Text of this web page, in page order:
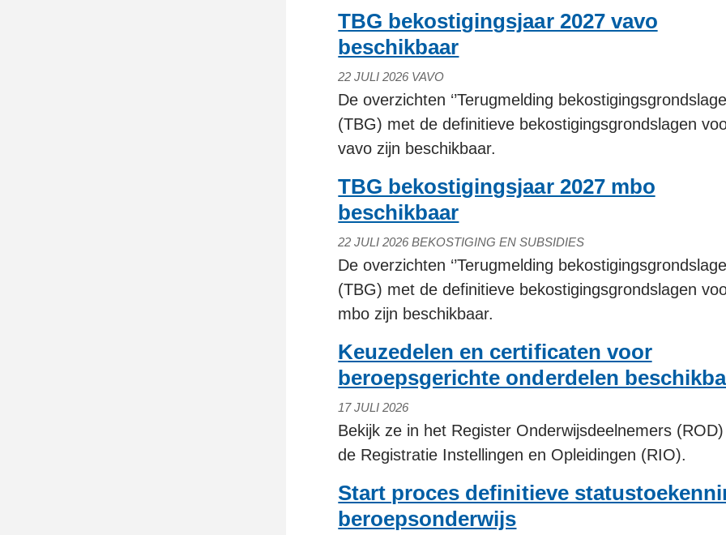
TBG bekostigingsjaar 2027 vavo
beschikbaar
22 JULI 2026 VAVO
De overzichten ‘’Terugmelding
(TBG) met de definitieve bekostigingsgrondslagen
vavo zijn beschikbaar.
TBG bekostigingsjaar 2027 mbo
beschikbaar
22 JULI 2026 BEKOSTIGING EN SUBSIDIES
De overzichten ‘’Terugmelding
(TBG) met de definitieve bekostigingsgrondslagen
mbo zijn beschikbaar.
Keuzedelen en certificaten voor
beroepsgerichte onderdelen
17 JULI 2026
Bekijk ze in het Register Onderwijsdeelnemers
de Registratie Instellingen en Opleidingen (RIO).
Start proces definitieve
beroepsonderwijs